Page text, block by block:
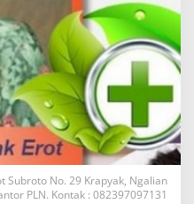
Subroto No. 29 Krapyak, Ngalian
PLN. Kontak : 082397097131